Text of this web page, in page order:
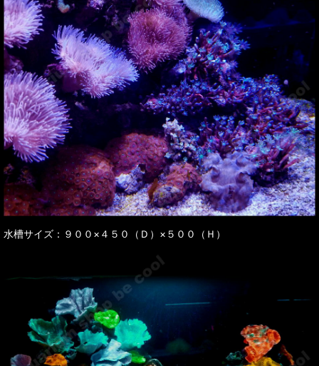
水槽サイズ：９００×４５０（Ｄ）×５００（Ｈ）